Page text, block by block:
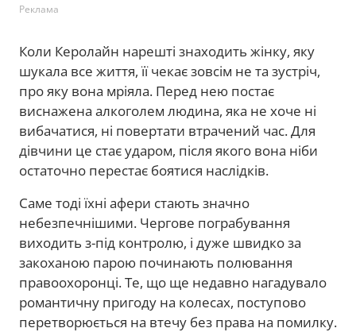
Реклама
Коли Керолайн нарешті знаходить жінку, яку
шукала все життя, її чекає зовсім не та зустріч,
про яку вона мріяла. Перед нею постає
виснажена алкоголем людина, яка не хоче ні
вибачатися, ні повертати втрачений час. Для
дівчини це стає ударом, після якого вона ніби
остаточно перестає боятися наслідків.
Саме тоді їхні афери стають значно
небезпечнішими. Чергове пограбування
виходить з-під контролю, і дуже швидко за
закоханою парою починають полювання
правоохоронці. Те, що ще недавно нагадувало
романтичну пригоду на колесах, поступово
перетворюється на втечу без права на помилку.